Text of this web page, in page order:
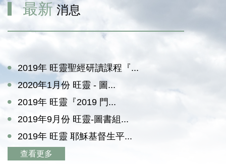
最新消息
2019年 旺靈聖經研讀課程『...
2020年1月份 旺靈 - 圖...
2019年 旺靈『2019 門...
2019年9月份 旺靈-圖書組...
2019年 旺靈 耶穌基督生平...
查看更多